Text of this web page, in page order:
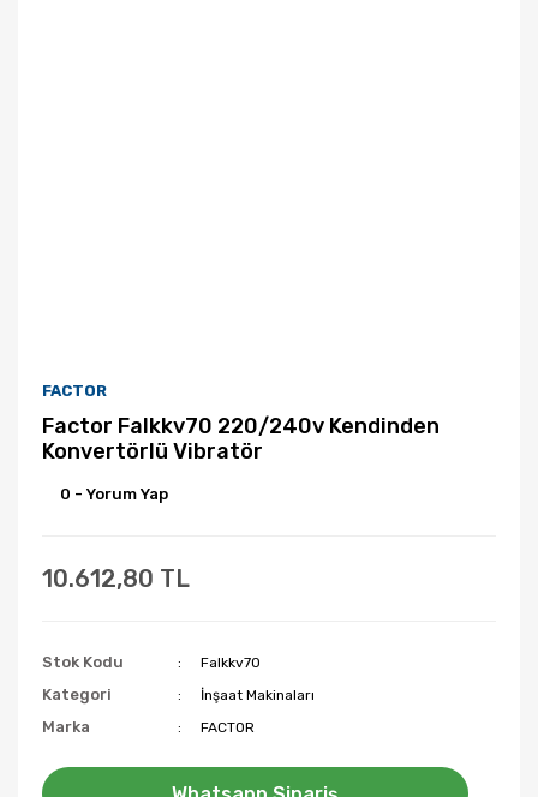
FACTOR
Factor Falkkv70 220/240v Kendinden
Konvertörlü Vibratör
0 - Yorum Yap
10.612,80 TL
Stok Kodu Falkkv70
Kategori İnşaat Makinaları
Marka FACTOR